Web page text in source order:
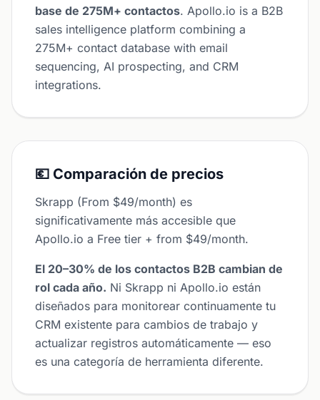
base de 275M+ contactos. Apollo.io is a B2B
sales intelligence platform combining a
275M+ contact database with email
sequencing, AI prospecting, and CRM
integrations.
💶 Comparación de precios
Skrapp (From $49/month) es
significativamente más accesible que
Apollo.io a Free tier + from $49/month.
El 20–30% de los contactos B2B cambian de
rol cada año. Ni Skrapp ni Apollo.io están
diseñados para monitorear continuamente tu
CRM existente para cambios de trabajo y
actualizar registros automáticamente — eso
es una categoría de herramienta diferente.